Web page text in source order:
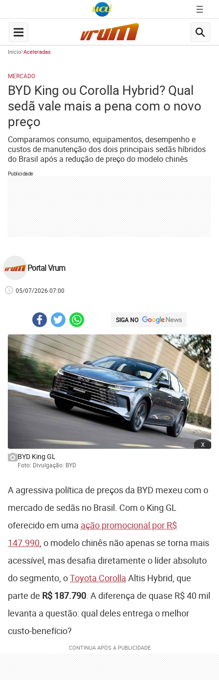
Início Aceleradas
MERCADO
BYD King ou Corolla Hybrid? Qual
sedã vale mais a pena com o novo
preço
Comparamos consumo, equipamentos, desempenho e
custos de manutenção dos dois principais sedãs híbridos
do Brasil após a redução de preço do modelo chinês
Publicidade
Portal Vrum
05/07/2026 07:00
SIGA NO
x
BYD King GL
Foto: Divulgação: BYD
A agressiva política de preços da BYD mexeu com o
mercado de sedãs no Brasil. Com o King GL
oferecido em uma ação promocional por R$
147.990, o modelo chinês não apenas se torna mais
acessível, mas desafia diretamente o líder absoluto
do segmento, oToyota Corolla Altis Hybrid, que
parte de R$ 187.790. A diferença de quase R$ 40 mil
levanta a questão: qual deles entrega o melhor
custo-benefício?